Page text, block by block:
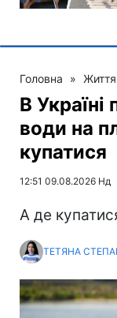
Головна » Життя
В Україні
води на
купатися
12:51 09.08.2026 Нд
А де
ТЕТЯНА